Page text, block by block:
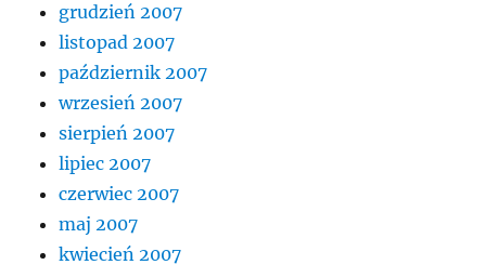
grudzień 2007
listopad 2007
październik 2007
wrzesień 2007
sierpień 2007
lipiec 2007
czerwiec 2007
maj 2007
kwiecień 2007